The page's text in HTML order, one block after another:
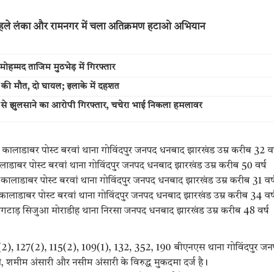
लंका और रामनगर में चला अतिक्रमण हटाओ अभियान
ताजिम मुठभेड़ में गिरफ्तार
की मौत, दो घायल; इलाके में दहशत
से झुलसाने का आरोपी गिरफ्तार, चचेरा भाई निकला हमलावर
पोस्ट बरवां थाना गोविंदपुर जनपद धनबाद झारखंड उम्र करीब 32
पोस्ट बरवां थाना गोविंदपुर जनपद धनबाद झारखंड उम्र करीब 50 वर्ष
पोस्ट बरवां थाना गोविंदपुर जनपद धनबाद झारखंड उम्र करीब 31
कालाडाबर पोस्ट बरवां थाना गोविंदपुर जनपद धनबाद झारखंड उम्र करीब 34
सिजुआ मोराडीह थाना निरसा जनपद धनबाद झारखंड उम्र करीब 48 वर्ष
127(2), 115(2), 109(1), 132, 352, 190 बीएनएस थाना गोविंदपुर
शमीम अंसारी और नसीम अंसारी के विरुद्ध मुकदमा दर्ज है।